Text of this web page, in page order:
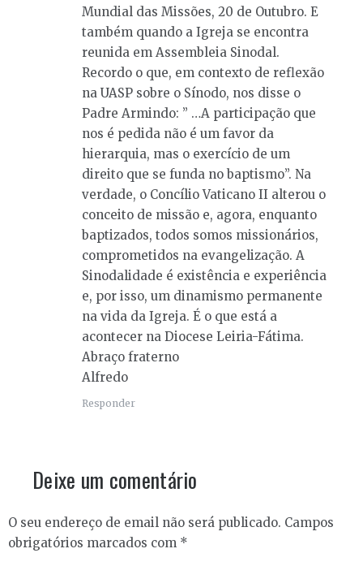
Mundial das Missões, 20 de Outubro. E
também quando a Igreja se encontra
reunida em Assembleia Sinodal.
Recordo o que, em contexto de reflexão
na UASP sobre o Sínodo, nos disse o
Padre Armindo: ” …A participação que
nos é pedida não é um favor da
hierarquia, mas o exercício de um
direito que se funda no baptismo”. Na
verdade, o Concílio Vaticano II alterou o
conceito de missão e, agora, enquanto
baptizados, todos somos missionários,
comprometidos na evangelização. A
Sinodalidade é existência e experiência
e, por isso, um dinamismo permanente
na vida da Igreja. É o que está a
acontecer na Diocese Leiria-Fátima.
Abraço fraterno
Alfredo
Responder
Deixe um comentário
O seu endereço de email não será publicado. Campos
obrigatórios marcados com *